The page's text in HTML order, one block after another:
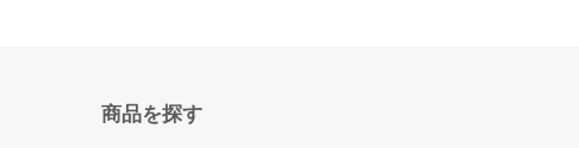
商品を探す